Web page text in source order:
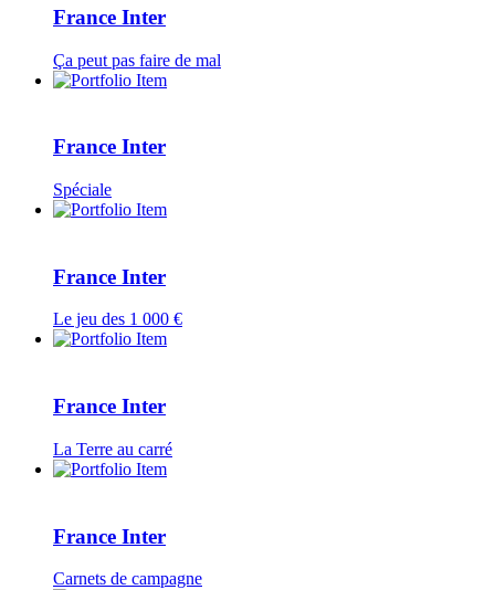
France Inter
Ça peut pas faire de mal
France Inter
Spéciale
France Inter
Le jeu des 1 000 €
France Inter
La Terre au carré
France Inter
Carnets de campagne